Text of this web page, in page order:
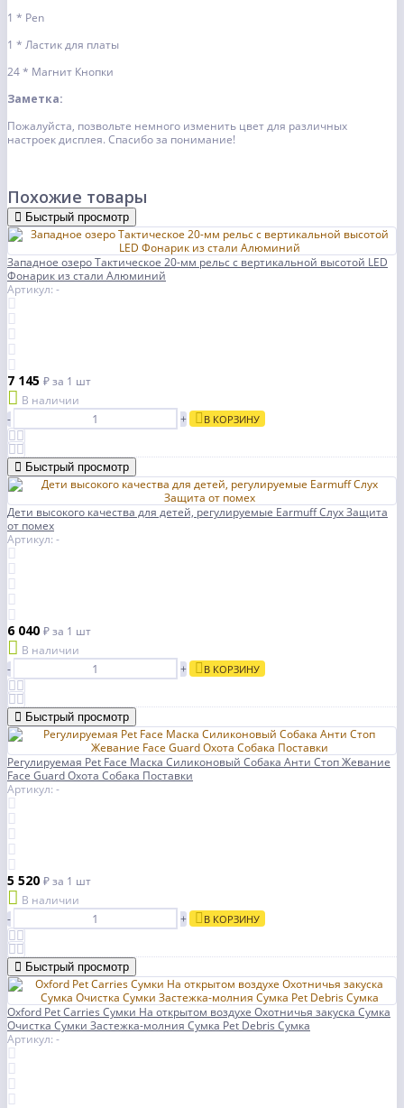
1 * Pen
1 * Ластик для платы
24 * Магнит Кнопки
Заметка:
Пожалуйста, позвольте немного изменить цвет для различных
настроек дисплея. Спасибо за понимание!
Похожие товары
Быстрый просмотр
Западное озеро Тактическое 20-мм рельс с вертикальной высотой LED
Фонарик из стали Алюминий
Артикул: -
7 145 ₽за 1 шт
В наличии
-
+ В КОРЗИНУ
Быстрый просмотр
Дети высокого качества для детей, регулируемые Earmuff Слух Защита
от помех
Артикул: -
6 040 ₽за 1 шт
В наличии
-
+ В КОРЗИНУ
Быстрый просмотр
Регулируемая Pet Face Маска Силиконовый Собака Анти Стоп Жевание
Face Guard Охота Собака Поставки
Артикул: -
5 520 ₽за 1 шт
В наличии
-
+ В КОРЗИНУ
Быстрый просмотр
Oxford Pet Carries Сумки На открытом воздухе Охотничья закуска Сумка
Очистка Сумки Застежка-молния Сумка Pet Debris Сумка
Артикул: -